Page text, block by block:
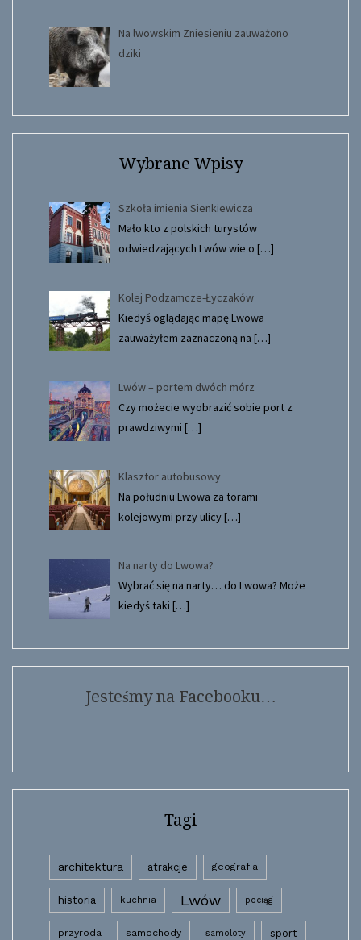
Na lwowskim Zniesieniu zauważono
dziki
Wybrane Wpisy
Szkoła imienia Sienkiewicza
Mało kto z polskich turystów
odwiedzających Lwów wie o […]
Kolej Podzamcze-Łyczaków
Kiedyś oglądając mapę Lwowa
zauważyłem zaznaczoną na […]
Lwów – portem dwóch mórz
Czy możecie wyobrazić sobie port z
prawdziwymi […]
Klasztor autobusowy
Na południu Lwowa za torami
kolejowymi przy ulicy[…]
Na narty do Lwowa?
Wybrać się na narty… do Lwowa? Może
kiedyś taki […]
Jesteśmy na Facebooku…
Tagi
architektura atrakcje geografia
historia kuchnia Lwów pociąg
przyroda samochody samoloty sport